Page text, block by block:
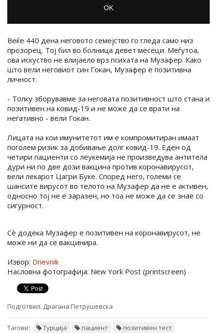
Веќе 440 дена неговото семејство го гледа само низ
прозорец. Тој бил во болница девет месеци. Меѓутоа,
ова искуство не влијаело врз психата на Музафер. Како
што вели неговиот син Гокан, Музафер е позитивна
личност.
- Толку зборувавме за неговата позитивност што стана и
позитивен на ковид-19 и не може да се врати на
негативно - вели Гокан.
Лицата на кои имунитетот им е компромитиран имаат
поголем ризик за добивање долг ковид-19. Еден од
четири пациенти со леукемија не произведува антитела
дури ни по две дози вакцина против коронавирусот,
вели лекарот Цагри Буке. Според него, големи се
шансите вирусот во телото на Музафер да не е активен,
односно тој не е заразен, но тоа не може да се знае со
сигурност.
Сѐ додека Музафер е позитивен на коронавирусот, не
може ни да се вакцинира.
Извор: Dnevnik
Насловна фотографија: New York Post (printscreen)
Подготвил: Драгана Петрушевска
Тагови: Турција пациент
позитивен тест